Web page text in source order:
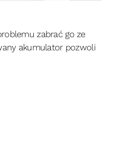
zabrać go ze
akumulator pozwoli